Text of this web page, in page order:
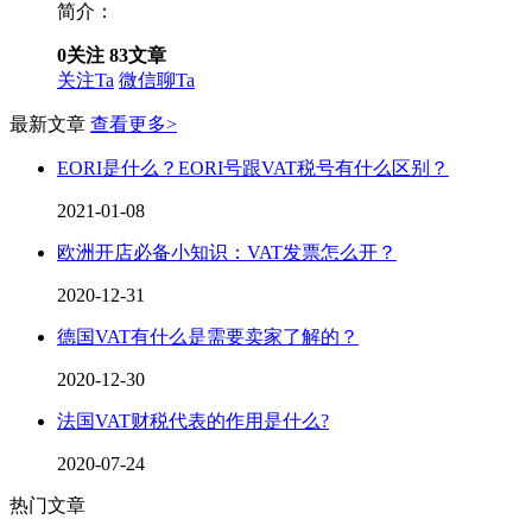
简介：
0关注 83文章
关注Ta 微信聊Ta
最新文章 查看更多>
EORI是什么？EORI号跟VAT税号有什么区别？
2021-01-08
欧洲开店必备小知识：VAT发票怎么开？
2020-12-31
德国VAT有什么是需要卖家了解的？
2020-12-30
法国VAT财税代表的作用是什么?
2020-07-24
热门文章